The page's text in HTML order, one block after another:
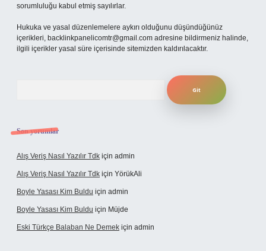
sorumluluğu kabul etmiş sayılırlar.
Hukuka ve yasal düzenlemelere aykırı olduğunu düşündüğünüz
içerikleri, backlinkpanelicomtr@gmail.com adresine bildirmeniz halinde,
ilgili içerikler yasal süre içerisinde sitemizden kaldırılacaktır.
Son yorumlar
Alış Veriş Nasıl Yazılır Tdk için admin
Alış Veriş Nasıl Yazılır Tdk için YörükAli
Boyle Yasası Kim Buldu için admin
Boyle Yasası Kim Buldu için Müjde
Eski Türkçe Balaban Ne Demek için admin